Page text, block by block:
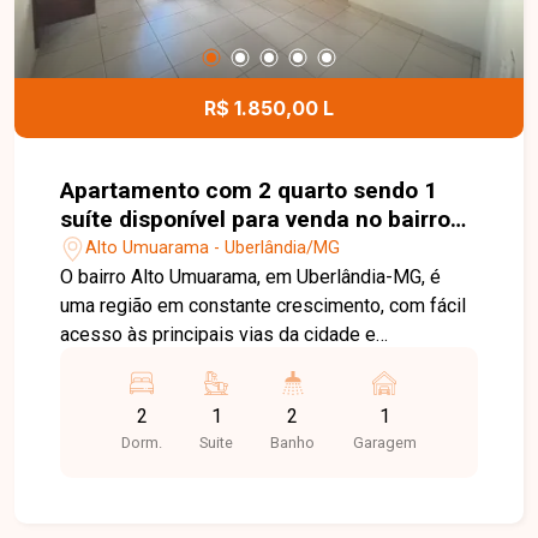
R$ 1.850,00 L
Apartamento com 2 quarto sendo 1
suíte disponível para venda no bairro
Alto Umuarama em Uberlândia-MG
Alto Umuarama - Uberlândia/MG
O bairro Alto Umuarama, em Uberlândia-MG, é
uma região em constante crescimento, com fácil
acesso às principais vias da cidade e
proporcionando praticidade no dia a dia e
qualidade de vida aos moradores. Além disso,
destaca-se pelo potencial de valorização e
2
Dorm.
1
Suite
2
Banho
1
Garagem